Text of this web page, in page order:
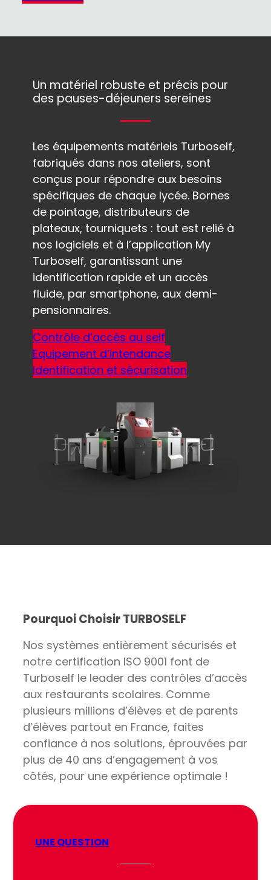
Un matériel robuste et précis pour
des pauses-déjeuners sereines
Les équipements matériels Turboself,
fabriqués dans nos ateliers, sont
conçus pour répondre aux besoins
spécifiques de chaque lycée. Bornes
de pointage, distributeurs de
plateaux, tourniquets : tout est relié à
nos logiciels et à l’application My
Turboself, garantissant une
identification rapide et un accès
fluide, par smartphone, aux demi-
pensionnaires.
Contrôle d’accès au self
Equipement d’intendance
Identification et sécurisation
Pourquoi Choisir TURBOSELF
Nos systèmes entièrement sécurisés et
notre certification ISO 9001 font de
Turboself le leader des contrôles d’accès
aux restaurants scolaires. Comme
plusieurs millions d’élèves et de parents
d’élèves partout en France, faites
confiance à nos solutions, éprouvées par
plus de 40 ans d’engagement à vos
côtés, pour une expérience optimale !
UNE QUESTION